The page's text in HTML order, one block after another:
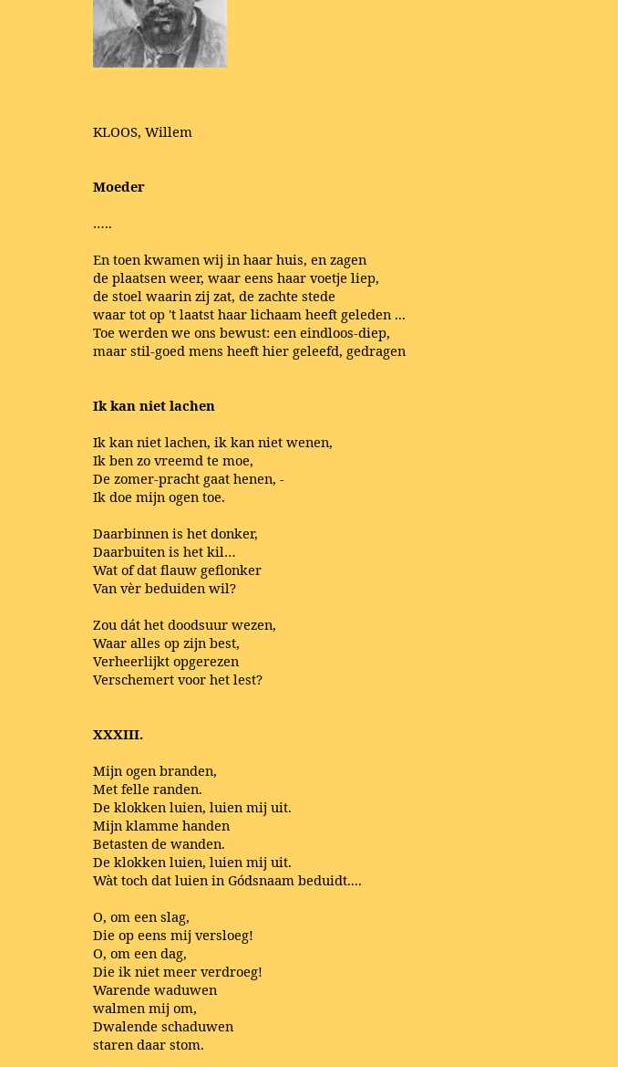
KLOOS, Willem
Moeder
…..
En toen kwamen wij in haar huis, en zagen
de plaatsen weer, waar eens haar voetje liep,
de stoel waarin zij zat, de zachte stede
waar tot op 't laatst haar lichaam heeft geleden ...
Toe werden we ons bewust: een eindloos-diep,
maar stil-goed mens heeft hier geleefd, gedragen
Ik kan niet lachen
Ik kan niet lachen, ik kan niet wenen,
Ik ben zo vreemd te moe,
De zomer-pracht gaat henen, -
Ik doe mijn ogen toe.
Daarbinnen is het donker,
Daarbuiten is het kil…
Wat of dat flauw geflonker
Van vèr beduiden wil?
Zou dát het doodsuur wezen,
Waar alles op zijn best,
Verheerlijkt opgerezen
Verschemert voor het lest?
XXXIII.
Mijn ogen branden,
Met felle randen.
De klokken luien, luien mij uit.
Mijn klamme handen
Betasten de wanden.
De klokken luien, luien mij uit.
Wàt toch dat luien in Gódsnaam beduidt....
O, om een slag,
Die op eens mij versloeg!
O, om een dag,
Die ik niet meer verdroeg!
Warende waduwen
walmen mij om,
Dwalende schaduwen
staren daar stom.